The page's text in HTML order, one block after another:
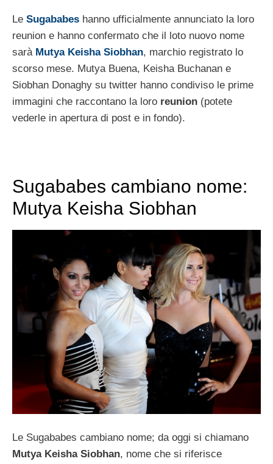
Le Sugababes hanno ufficialmente annunciato la loro
reunion e hanno confermato che il loto nuovo nome
sarà Mutya Keisha Siobhan, marchio registrato lo
scorso mese. Mutya Buena, Keisha Buchanan e
Siobhan Donaghy su twitter hanno condiviso le prime
immagini che raccontano la loro reunion (potete
vederle in apertura di post e in fondo).
Sugababes cambiano nome:
Mutya Keisha Siobhan
Le Sugababes cambiano nome; da oggi si chiamano
Mutya Keisha Siobhan, nome che si riferisce